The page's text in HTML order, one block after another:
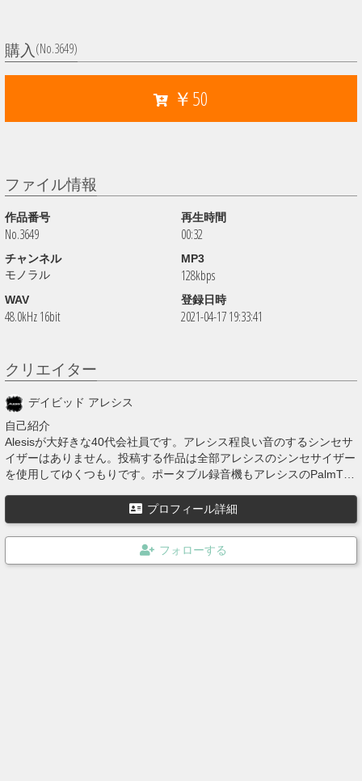
購入(No.3649)
￥50
ファイル情報
作品番号
No.3649
再生時間
00:32
チャンネル
モノラル
MP3
128kbps
WAV
48.0kHz 16bit
登録日時
2021-04-17 19:33:41
クリエイター
デイビッド アレシス
自己紹介
Alesisが大好きな40代会社員です。アレシス程良い音のするシンセサ
イザーはありません。投稿する作品は全部アレシスのシンセサイザー
を使用してゆくつもりです。ポータブル録音機もアレシスのPalmTra
プロフィール詳細